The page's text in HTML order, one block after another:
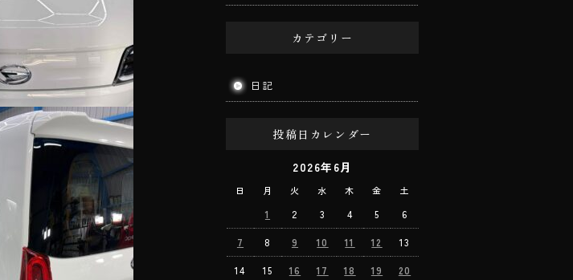
カテゴリー
日記
投稿日カレンダー
2026年6月
日 月 火 水 木 金 土
1 2 3 4 5 6
7 8 9 10 11 12 13
14 15 16 17 18 19 20